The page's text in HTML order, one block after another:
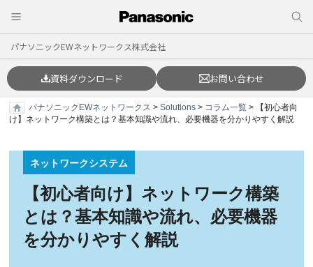
パナソニックEWネットワークス株式会社
資料ダウンロード お問い合わせ
パナソニックEWネットワークス >Solutions > コラム一覧 > 【初心者向
け】ネットワーク構築とは？基本知識や流れ、必要機器を分かりやすく解説
ネットワークシステム
【初心者向け】ネットワーク構築
とは？基本知識や流れ、必要機器
を分かりやすく解説